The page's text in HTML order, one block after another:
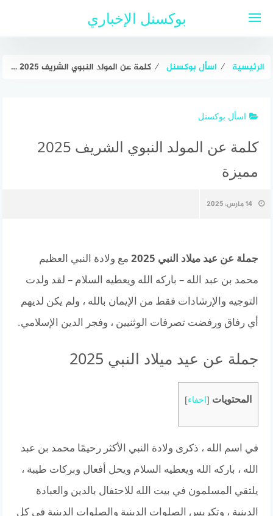
بوكسنل الإخباري
الرئيسية ⁄ اسأل بوكسنل ⁄ كلمة عن المولد النبوي الشريف 2025 مميزة
اسأل بوكسنل
كلمة عن المولد النبوي الشريف 2025
مميزة
14 مارس، 2025
جملة عن عيد ميلاد النبي 2025
مع ولادة النبي العظيم
محمد بن عبد الله – باركه الله ويعطيه السلام – لقد ولدت
التوجيه والإرشادات فقط من الإيمان بالله ، ولم يكن لديهم
أي رفاق ورفضت تصرفات الوثنيين ، وفجر الدين الإسلامي.
جملة عن عيد ميلاد النبي 2025
المحتويات [اخفاء]
في اسم الله ، ذكرى ولادة النبي الأكثر رحيمًا محمد بن عبد
الله ، باركه الله ويعطيه السلام ويحل أفعال وبركات طيبة ،
يلتقي المسلمون في بيت الله للاحتفال بالدين والعبادة
الدينية ، وتكريس الصلوات الدينية والصلوات الدينية في كل